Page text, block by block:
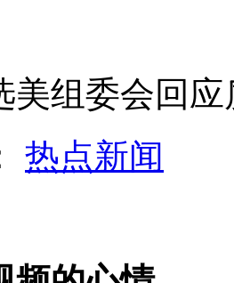
买卖都违法
午茶
组委会回应
热点新闻